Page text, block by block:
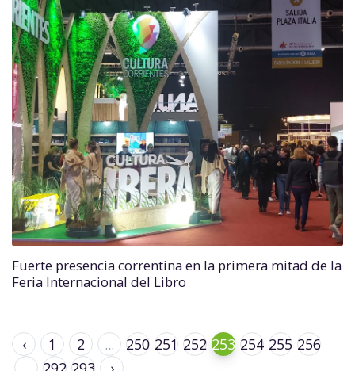
Fuerte presencia correntina en la primera mitad de la
Feria Internacional del Libro
‹ 1 2 ... 250 251 252 253 254 255 256